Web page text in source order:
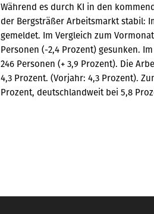
Während es durch KI in den
der Bergsträßer Arbeitsmarkt stabil:
gemeldet. Im Vergleich zum
Personen (-2,4 Prozent) gesunken.
246 Personen (+ 3,9 Prozent). Die
4,3 Prozent. (Vorjahr: 4,3 Prozent).
Prozent, deutschlandweit bei 5,8